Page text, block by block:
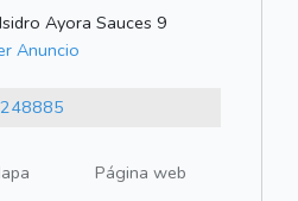
Ayora Sauces 9
Anuncio
Página web